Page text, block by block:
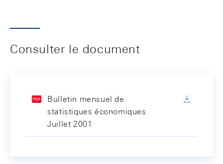
Consulter le document
Bulletin mensuel de
statistiques économiques
Juillet 2001